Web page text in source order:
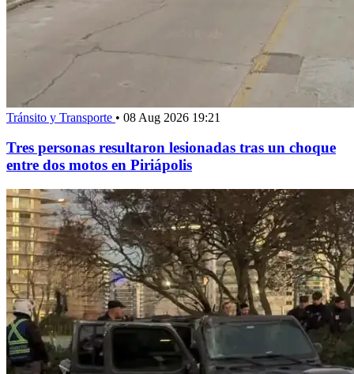
Tránsito y Transporte • 08 Aug 2026 19:21
Tres personas resultaron lesionadas tras un choque
entre dos motos en Piriápolis